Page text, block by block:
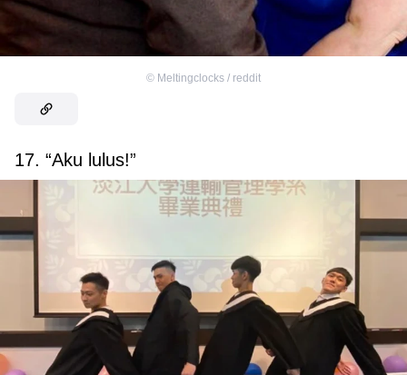
© Meltingclocks / reddit
17. “Aku lulus!”